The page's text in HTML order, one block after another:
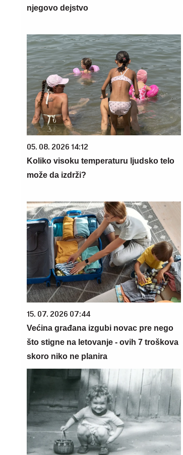
njegovo dejstvo
05. 08. 2026 14:12
Koliko visoku temperaturu ljudsko telo
može da izdrži?
15. 07. 2026 07:44
Većina građana izgubi novac pre nego
što stigne na letovanje - ovih 7 troškova
skoro niko ne planira